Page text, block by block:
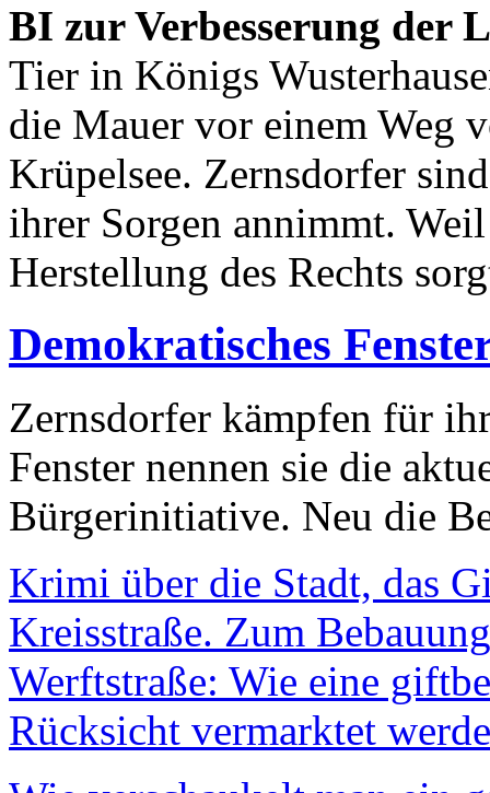
BI zur Verbesserung der
Tier in Königs
die Mauer vor einem Weg
Krüpelsee. Zernsdorfer
ihrer Sorgen annimmt.
Herstellung des Rechts
Demokratisches
Zernsdorfer kämpfen für
Fenster nennen sie die
Bürgerinitiative. Neu die
Krimi über die Stadt, das
Kreisstraße. Zum
Werftstraße: Wie eine
Rücksicht vermarktet